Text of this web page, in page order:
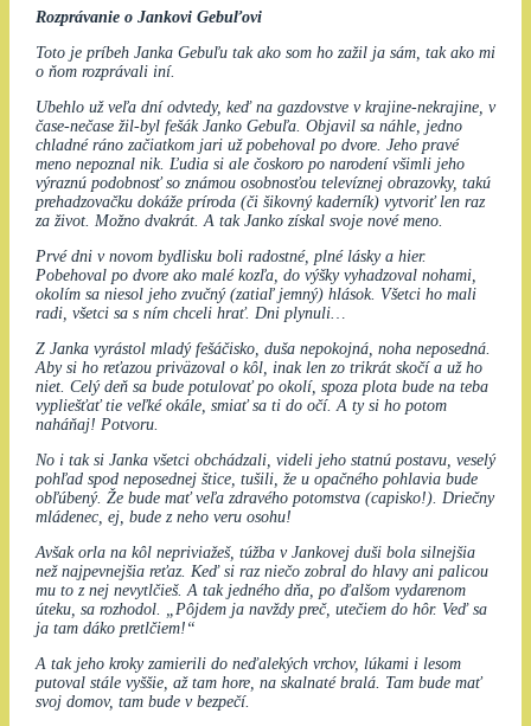
Rozprávanie o Jankovi Gebuľovi
Toto je príbeh Janka Gebuľu tak ako som ho zažil ja sám, tak ako mi
o ňom rozprávali iní.
Ubehlo už veľa dní odvtedy, keď na gazdovstve v krajine-nekrajine, v
čase-nečase žil-byl fešák Janko Gebuľa. Objavil sa náhle, jedno
chladné ráno začiatkom jari už pobehoval po dvore. Jeho pravé
meno nepoznal nik. Ľudia si ale čoskoro po narodení všimli jeho
výraznú podobnosť so známou osobnosťou televíznej obrazovky, takú
prehadzovačku dokáže príroda (či šikovný kaderník) vytvoriť len raz
za život. Možno dvakrát. A tak Janko získal svoje nové meno.
Prvé dni v novom bydlisku boli radostné, plné lásky a hier.
Pobehoval po dvore ako malé kozľa, do výšky vyhadzoval nohami,
okolím sa niesol jeho zvučný (zatiaľ jemný) hlások. Všetci ho mali
radi, všetci sa s ním chceli hrať. Dni plynuli…
Z Janka vyrástol mladý fešáčisko, duša nepokojná, noha neposedná.
Aby si ho reťazou priväzoval o kôl, inak len zo trikrát skočí a už ho
niet. Celý deň sa bude potulovať po okolí, spoza plota bude na teba
vypliešťať tie veľké okále, smiať sa ti do očí. A ty si ho potom
naháňaj! Potvoru.
No i tak si Janka všetci obchádzali, videli jeho statnú postavu, veselý
pohľad spod neposednej štice, tušili, že u opačného pohlavia bude
obľúbený. Že bude mať veľa zdravého potomstva (capisko!). Driečny
mládenec, ej, bude z neho veru osohu!
Avšak orla na kôl nepriviažeš, túžba v Jankovej duši bola silnejšia
než najpevnejšia reťaz. Keď si raz niečo zobral do hlavy ani palicou
mu to z nej nevytlčieš. A tak jedného dňa, po ďalšom vydarenom
úteku, sa rozhodol. „Pôjdem ja navždy preč, utečiem do hôr. Veď sa
ja tam dáko pretlčiem!“
A tak jeho kroky zamierili do neďalekých vrchov, lúkami i lesom
putoval stále vyššie, až tam hore, na skalnaté bralá. Tam bude mať
svoj domov, tam bude v bezpečí.